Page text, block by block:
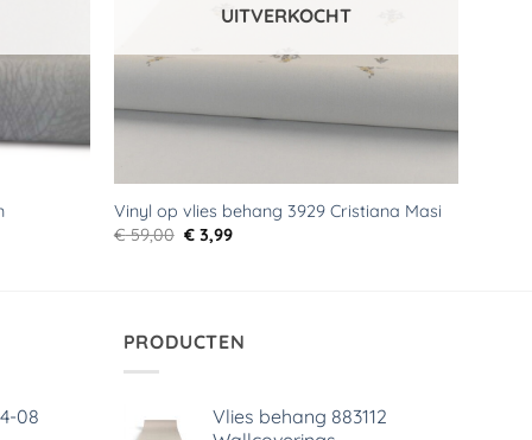
UITVERKOCHT
Vinyl op vlies behang 3929 Cristiana Masi
€59,00 Oorspronkelijke
€ 3,99Huidige
08
PRODUCTEN
Vlies behang 883112